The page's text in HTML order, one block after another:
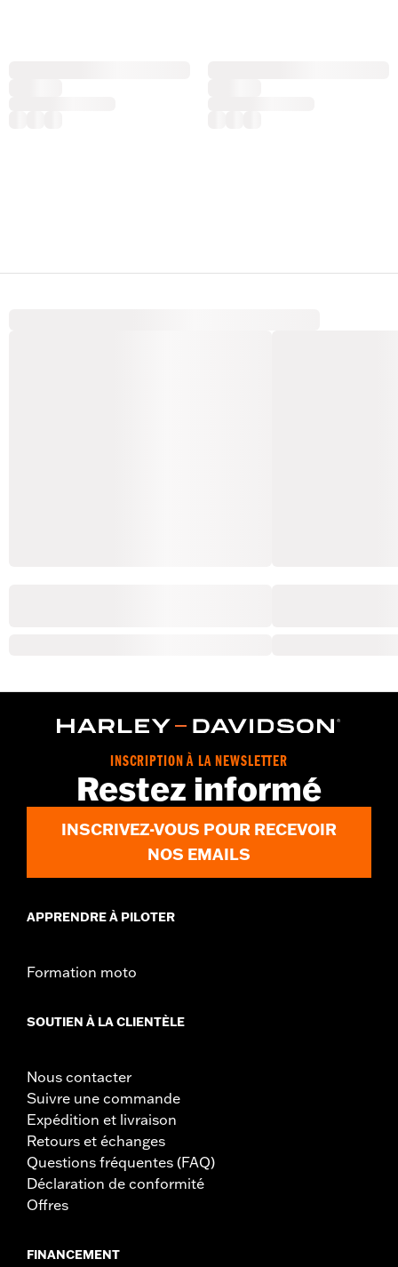
INSCRIPTION À LA NEWSLETTER
Restez informé
INSCRIVEZ-VOUS POUR RECEVOIR
NOS EMAILS
APPRENDRE À PILOTER
Formation moto
SOUTIEN À LA CLIENTÈLE
Nous contacter
Suivre une commande
Expédition et livraison
Retours et échanges
Questions fréquentes (FAQ)
Déclaration de conformité
Offres
FINANCEMENT